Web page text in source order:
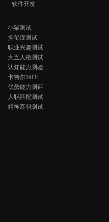
软件开发
小猫测试
抑郁症测试
职业兴趣测试
大五人格测试
认知能力测验
卡特尔16PF
优势能力测评
人职匹配测试
精神衰弱测试